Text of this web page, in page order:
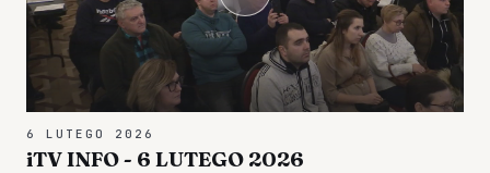
6 LUTEGO 2026
iTV INFO - 6 LUTEGO 2026